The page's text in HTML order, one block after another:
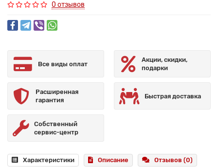
0 отзывов
Все виды оплат
Акции, скидки,
подарки
Расширенная
гарантия
Быстрая доставка
Собственный
сервис-центр
Характеристики Описание Отзывов (0)